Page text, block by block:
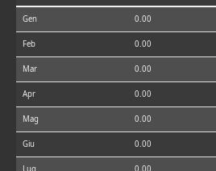
Gen 0.00
Feb 0.00
Mar 0.00
Apr 0.00
Mag 0.00
Giu 0.00